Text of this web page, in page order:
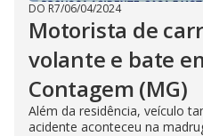
DO R7/06/04/2024
Motorista de
volante e bate
Contagem (MG)
Além da residência, veículo
acidente aconteceu na